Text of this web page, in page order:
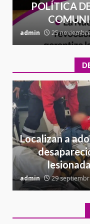
POLÍTICA
admin 25
Localizan a
admin 29